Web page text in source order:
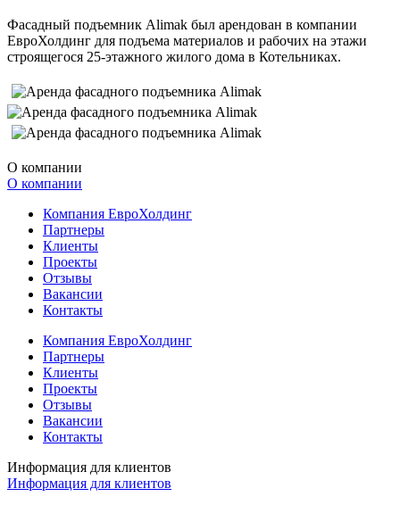
Фасадный подъемник Alimak был арендован в компании
ЕвроХолдинг для подъема материалов и рабочих на этажи
строящегося 25-этажного жилого дома в Котельниках.
О компании
О компании
Компания ЕвроХолдинг
Партнеры
Клиенты
Проекты
Отзывы
Вакансии
Контакты
Компания ЕвроХолдинг
Партнеры
Клиенты
Проекты
Отзывы
Вакансии
Контакты
Информация для клиентов
Информация для клиентов